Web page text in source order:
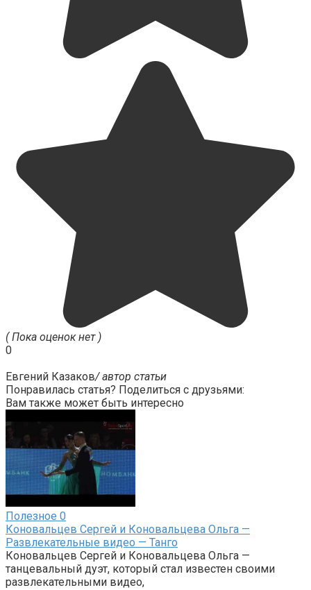
( Пока оценок нет )
0
Евгений Казаков/ автор статьи
Понравилась статья? Поделиться с друзьями:
Вам также может быть интересно
Полезное 0
Коновальцев Сергей и Коновальцева Ольга —
Развлекательные видео — Танго
Коновальцев Сергей и Коновальцева Ольга —
танцевальный дуэт, который стал известен своими
развлекательными видео,